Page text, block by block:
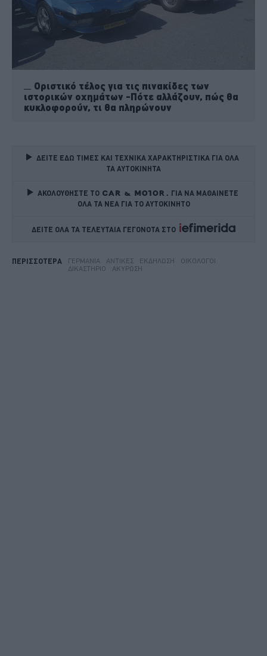
Οριστικό τέλος για τις πινακίδες των
ιστορικών οχημάτων -Πότε αλλάζουν, πώς θα
κυκλοφορούν, τι θα πληρώνουν
ΔΕΙΤΕ ΕΔΩ ΤΙΜΕΣ ΚΑΙ ΤΕΧΝΙΚΑ ΧΑΡΑΚΤΗΡΙΣΤΙΚΑ ΓΙΑ ΟΛΑ
ΤΑ ΑΥΤΟΚΙΝΗΤΑ
ΑΚΟΛΟΥΘΗΣΤΕ ΤΟ
ΓΙΑ ΝΑ ΜΑΘΑΙΝΕΤΕ
ΟΛΑ ΤΑ ΝΕΑ ΓΙΑ ΤΟ ΑΥΤΟΚΙΝΗΤΟ
ΔΕΙΤΕ ΟΛΑ ΤΑ ΤΕΛΕΥΤΑΙΑ ΓΕΓΟΝΟΤΑ ΣΤΟ
ΠΕΡΙΣΣΟΤΕΡΑ ΓΕΡΜΑΝΊΑ ΑΝΤΊΚΕΣ ΕΚΔΉΛΩΣΗ
ΟΙΚΟΛΌΓΟΙ
ΔΙΚΑΣΤΉΡΙΟ
ΑΚΎΡΩΣΗ